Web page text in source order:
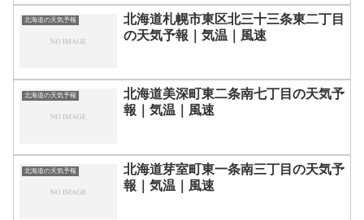
北海道の天気予報
北海道札幌市東区北三十三条東二丁目
の天気予報｜気温｜風速
北海道の天気予報
北海道美深町東二条南七丁目の天気予
報｜気温｜風速
北海道の天気予報
北海道芽室町東一条南三丁目の天気予
報｜気温｜風速